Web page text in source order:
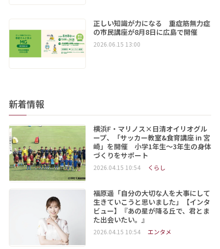
正しい知識が力になる 重症筋無力症
の市民講座が8月8日に広島で開催
2026.06.15 13:00
新着情報
横浜F・マリノス×日清オイリオグル
ープ、「サッカー教室&食育講座 in 宮
崎」を開催 小学1年生～3年生の身体
づくりをサポート
2026.04.15 10:54 くらし
福原遥「自分の大切な人を大事にして
生きていこうと思いました」【インタ
ビュー】『あの星が降る丘で、君とま
た出会いたい。』
2026.04.15 10:54 エンタメ